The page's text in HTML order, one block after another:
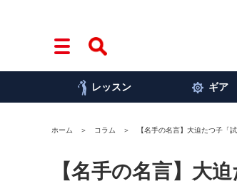
レッスン ギア
ホーム コラム 【名手の名言】大迫たつ子「
【名手の名言】大